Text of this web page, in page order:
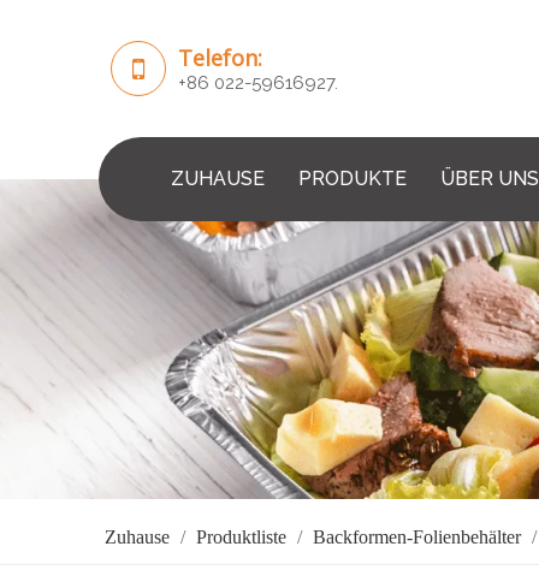
Telefon:
+86 022-59616927.
ZUHAUSE PRODUKTE ÜBER UNS
Zuhause / Produktliste / Backformen-Folienbehälter